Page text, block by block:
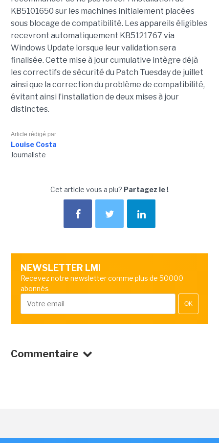
KB5101650 sur les machines initialement placées
sous blocage de compatibilité. Les appareils éligibles
recevront automatiquement KB5121767 via
Windows Update lorsque leur validation sera
finalisée. Cette mise à jour cumulative intègre déjà
les correctifs de sécurité du Patch Tuesday de juillet
ainsi que la correction du problème de compatibilité,
évitant ainsi l’installation de deux mises à jour
distinctes.
Article rédigé par
Louise Costa
Journaliste
Cet article vous a plu? Partagez le !
NEWSLETTER LMI
Recevez notre newsletter comme plus de 50000
abonnés
OK
Commentaire